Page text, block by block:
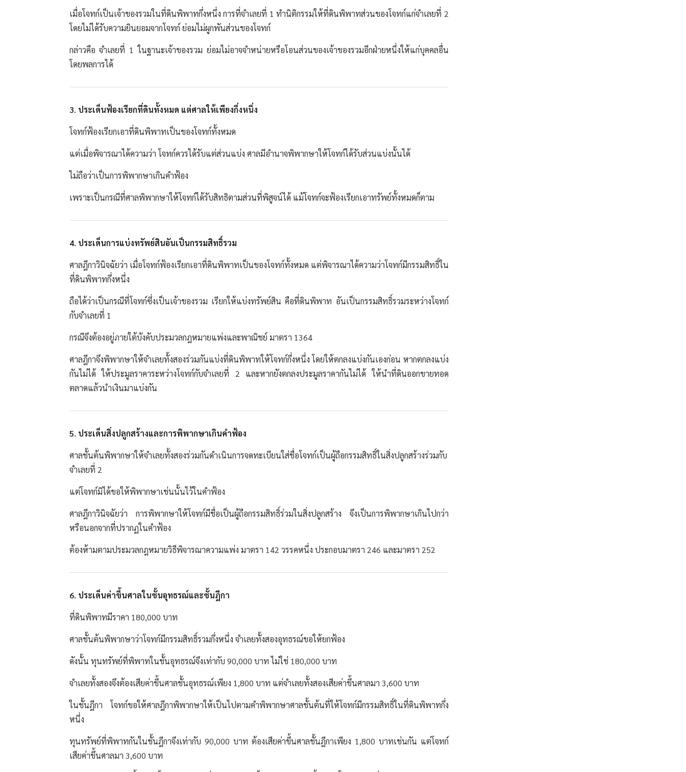
เมื่อโจทก์เป็นเจ้าของรวมในที่ดินพิพาทกึ่งหนึ่ง การที่จำเลยที่ 1 ทำนิติกรรมให้ที่ดินพิพาทส่วนของโจทก์แก่จำเลยที่ 2
โดยไม่ได้รับความยินยอมจากโจทก์ ย่อมไม่ผูกพันส่วนของโจทก์
กล่าวคือ จำเลยที่ 1 ในฐานะเจ้าของรวม ย่อมไม่อาจจำหน่ายหรือโอนส่วนของเจ้าของรวมอีกฝ่ายหนึ่งให้แก่บุคคลอื่น
โดยพลการได้
3. ประเด็นฟ้องเรียกที่ดินทั้งหมด แต่ศาลให้เพียงกึ่งหนึ่ง
โจทก์ฟ้องเรียกเอาที่ดินพิพาทเป็นของโจทก์ทั้งหมด
แต่เมื่อพิจารณาได้ความว่า โจทก์ควรได้รับแต่ส่วนแบ่ง ศาลมีอำนาจพิพากษาให้โจทก์ได้รับส่วนแบ่งนั้นได้
ไม่ถือว่าเป็นการพิพากษาเกินคำฟ้อง
เพราะเป็นกรณีที่ศาลพิพากษาให้โจทก์ได้รับสิทธิตามส่วนที่พิสูจน์ได้ แม้โจทก์จะฟ้องเรียกเอาทรัพย์ทั้งหมดก็ตาม
4. ประเด็นการแบ่งทรัพย์สินอันเป็นกรรมสิทธิ์รวม
ศาลฎีกาวินิจฉัยว่า เมื่อโจทก์ฟ้องเรียกเอาที่ดินพิพาทเป็นของโจทก์ทั้งหมด แต่พิจารณาได้ความว่าโจทก์มีกรรมสิทธิ์ใน
ที่ดินพิพาทกึ่งหนึ่ง
ถือได้ว่าเป็นกรณีที่โจทก์ซึ่งเป็นเจ้าของรวม เรียกให้แบ่งทรัพย์สิน คือที่ดินพิพาท อันเป็นกรรมสิทธิ์รวมระหว่างโจทก์
กับจำเลยที่ 1
กรณีจึงต้องอยู่ภายใต้บังคับประมวลกฎหมายแพ่งและพาณิชย์ มาตรา 1364
ศาลฎีกาจึงพิพากษาให้จำเลยทั้งสองร่วมกันแบ่งที่ดินพิพาทให้โจทก์กึ่งหนึ่ง โดยให้ตกลงแบ่งกันเองก่อน หากตกลงแบ่ง
กันไม่ได้ ให้ประมูลราคาระหว่างโจทก์กับจำเลยที่ 2 และหากยังตกลงประมูลราคากันไม่ได้ ให้นำที่ดินออกขายทอด
ตลาดแล้วนำเงินมาแบ่งกัน
5. ประเด็นสิ่งปลูกสร้างและการพิพากษาเกินคำฟ้อง
ศาลชั้นต้นพิพากษาให้จำเลยทั้งสองร่วมกันดำเนินการจดทะเบียนใส่ชื่อโจทก์เป็นผู้ถือกรรมสิทธิ์ในสิ่งปลูกสร้างร่วมกับ
จำเลยที่ 2
แต่โจทก์มิได้ขอให้พิพากษาเช่นนั้นไว้ในคำฟ้อง
ศาลฎีกาวินิจฉัยว่า การพิพากษาให้โจทก์มีชื่อเป็นผู้ถือกรรมสิทธิ์ร่วมในสิ่งปลูกสร้าง จึงเป็นการพิพากษาเกินไปกว่า
หรือนอกจากที่ปรากฏในคำฟ้อง
ต้องห้ามตามประมวลกฎหมายวิธีพิจารณาความแพ่ง มาตรา 142 วรรคหนึ่ง ประกอบมาตรา 246 และมาตรา 252
6. ประเด็นค่าขึ้นศาลในชั้นอุทธรณ์และชั้นฎีกา
ที่ดินพิพาทมีราคา 180,000 บาท
ศาลชั้นต้นพิพากษาว่าโจทก์มีกรรมสิทธิ์รวมกึ่งหนึ่ง จำเลยทั้งสองอุทธรณ์ขอให้ยกฟ้อง
ดังนั้น ทุนทรัพย์ที่พิพาทในชั้นอุทธรณ์จึงเท่ากับ 90,000 บาท ไม่ใช่ 180,000 บาท
จำเลยทั้งสองจึงต้องเสียค่าขึ้นศาลชั้นอุทธรณ์เพียง 1,800 บาท แต่จำเลยทั้งสองเสียค่าขึ้นศาลมา 3,600 บาท
ในชั้นฎีกา โจทก์ขอให้ศาลฎีกาพิพากษาให้เป็นไปตามคำพิพากษาศาลชั้นต้นที่ให้โจทก์มีกรรมสิทธิ์ในที่ดินพิพาทกึ่ง
หนึ่ง
ทุนทรัพย์ที่พิพาทกันในชั้นฎีกาจึงเท่ากับ 90,000 บาท ต้องเสียค่าขึ้นศาลชั้นฎีกาเพียง 1,800 บาทเช่นกัน แต่โจทก์
เสียค่าขึ้นศาลมา 3,600 บาท